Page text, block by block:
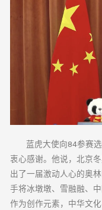
蓝虎大使向84参赛选
衷心感谢。他说，北京
出了一届激动人心的奥
手将冰墩墩、雪融融、
作为创作元素，中华文